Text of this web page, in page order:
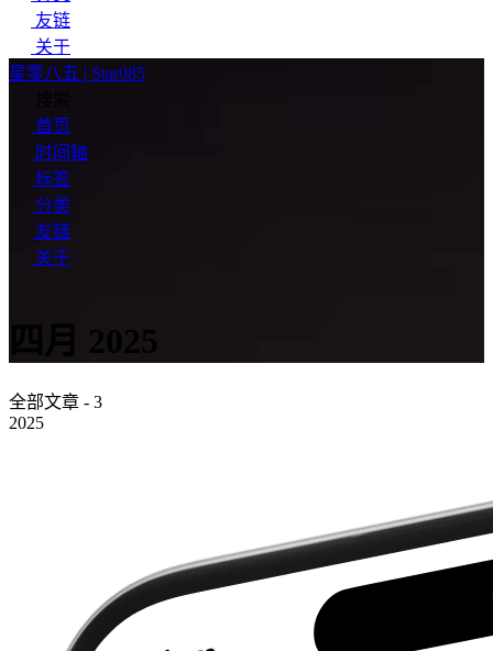
友链
关于
星零八五 | Star085
首页
时间轴
标签
分类
友链
关于
四月 2025
全部文章 - 3
2025